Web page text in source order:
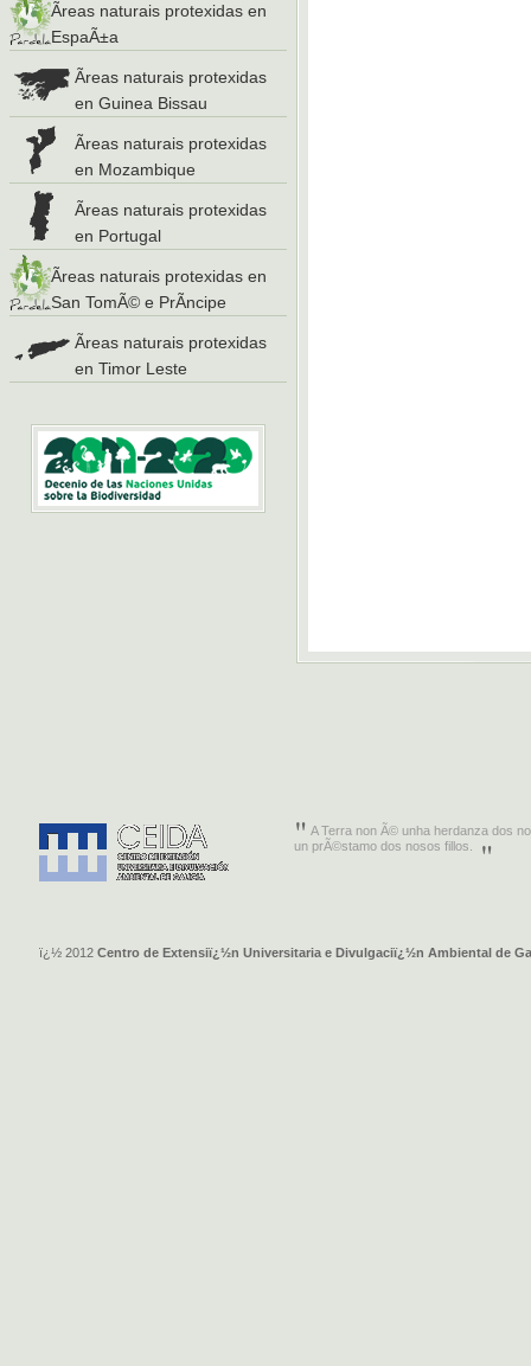
Ãreas naturais protexidas en
EspaÃ±a
Ãreas naturais protexidas
en Guinea Bissau
Ãreas naturais protexidas
en Mozambique
Ãreas naturais protexidas
en Portugal
Ãreas naturais protexidas en
San TomÃ© e PrÃ­ncipe
Ãreas naturais protexidas
en Timor Leste
A Terra non Ã© unha herdanza dos
un prÃ©stamo dos nosos fillos.
ï¿½ 2012 Centro de Extensiï¿½n Universitaria e Divulgaciï¿½n Ambiental de